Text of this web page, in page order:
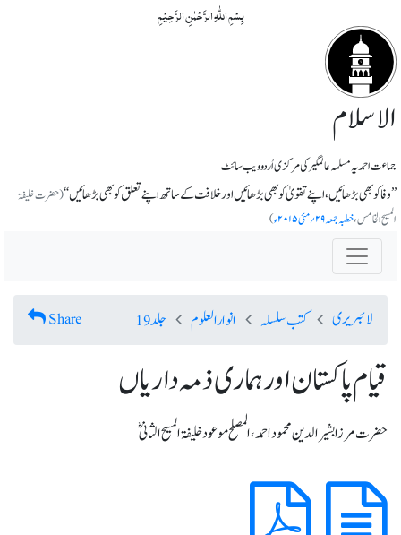
بِسۡمِ اللّٰہِ الرَّحۡمٰنِ الرَّحِیۡمِ
الاسلام
جماعت احمدیہ مسلمہ عالمگیر کی مرکزی اُردو ویب سائٹ
’’وفا کو بھی بڑھائیں، اپنے تقویٰ کو بھی بڑھائیں اور خلافت کے ساتھ اپنے تعلق کو بھی بڑھائیں‘‘(حضرت خلیف
المسیح الخامس،خطبہ جمعہ ۲۹؍مئی ۲۰۱۵ء )
لائبریری کتب سلسلہ انوارالعلوم جلد 19 Share
قیام پاکستان اور ہماری ذمہ داریاں
حضرت مرزا بشیرالدین محمود احمد، المصلح موعود خلیفۃ المسیح الثانیؓ